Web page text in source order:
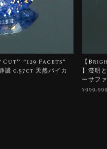
“129 Facets”
謐 0.57ct 天然バイカ
【
】澄明
ーサフ
¥999,999